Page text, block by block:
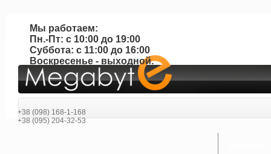
Мы работаем:
Пн.-Пт: с 10:00 до 19:00
Суббота: с 11:00 до 16:00
Воскресенье - выходной.
+38 (098) 168-1-168
+38 (095) 204-32-53